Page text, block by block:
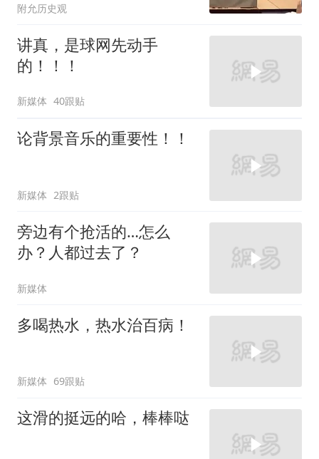
附允历史观
讲真，是球网先动手
的！！！
新媒体 40跟贴
论背景音乐的重要性！！
新媒体 2跟贴
旁边有个抢活的…怎么
办？人都过去了？
新媒体
多喝热水，热水治百病！
新媒体 69跟贴
这滑的挺远的哈，棒棒哒